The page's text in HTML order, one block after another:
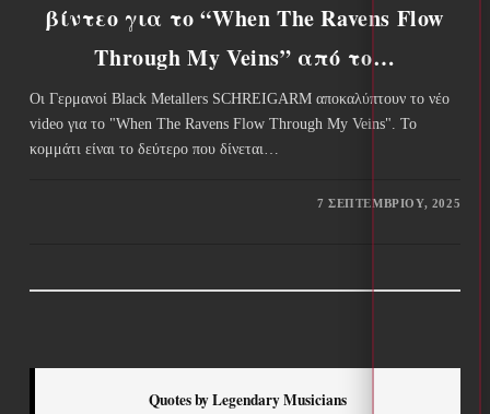
βίντεο για το “When The Ravens Flow
Through My Veins” από το…
Οι Γερμανοί Black Metallers SCHREIGARM αποκαλύπτουν το νέο
video για το "When The Ravens Flow Through My Veins". Το
κομμάτι είναι το δεύτερο που δίνεται…
7 ΣΕΠΤΕΜΒΡΊΟΥ, 2025
Quotes by Legendary Musicians